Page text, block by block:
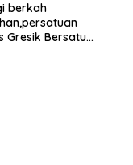
berkah
Gresik Bersatu